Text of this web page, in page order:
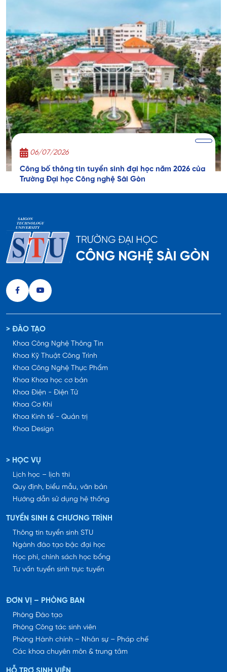
06/07/2026
Công bố thông tin tuyển sinh đại học năm 2026 của
Trường Đại học Công nghệ Sài Gòn
> ĐÀO TẠO
Khoa Công Nghệ Thông Tin
Khoa Kỹ Thuật Công Trình
Khoa Công Nghệ Thực Phẩm
Khoa Khoa học cơ bản
Khoa Điện - Điện Tử
Khoa Cơ Khí
Khoa Kinh tế - Quản trị
Khoa Design
> HỌC VỤ
Lịch học – lịch thi
Quy định, biểu mẫu, văn bản
Hướng dẫn sử dụng hệ thống
TUYỂN SINH & CHƯƠNG TRÌNH
Thông tin tuyển sinh STU
Ngành đào tạo bậc đại học
Học phí, chính sách học bổng
Tư vấn tuyển sinh trực tuyến
ĐƠN VỊ – PHÒNG BAN
Phòng Đào tạo
Phòng Công tác sinh viên
Phòng Hành chính – Nhân sự – Pháp chế
Các khoa chuyên môn & trung tâm